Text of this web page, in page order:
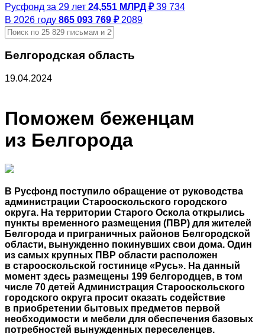
Русфонд за 29 лет 24,551 МЛРД ₽ 39 734
В 2026 году 865 093 769 ₽ 2089
Белгородская область
19.04.2024
Поможем беженцам
из Белгорода
В Русфонд поступило обращение от руководства
администрации Старооскольского городского
округа. На территории Старого Оскола открылись
пункты временного размещения (ПВР) для жителей
Белгорода и приграничных районов Белгородской
области, вынужденно покинувших свои дома. Один
из самых крупных ПВР области расположен
в старооскольской гостинице «Русь». На данный
момент здесь размещены 199 белгородцев, в том
числе 70 детей Администрация Старооскольского
городского округа просит оказать содействие
в приобретении бытовых предметов первой
необходимости и мебели для обеспечения базовых
потребностей вынужденных переселенцев.